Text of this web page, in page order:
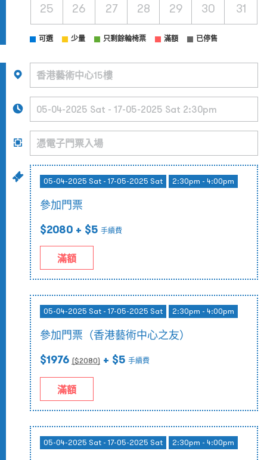
25 26 27 28 29 30 31
可選 少量 只剩餘輪椅票 滿額 已停售
05-04-2025 Sat - 17-05-2025 Sat 2:30pm - 4:00pm
參加門票
$2080 + $5 手續費
滿額
05-04-2025 Sat - 17-05-2025 Sat 2:30pm - 4:00pm
參加門票（香港藝術中心之友）
$1976 ($2080) + $5 手續費
滿額
05-04-2025 Sat - 17-05-2025 Sat 2:30pm - 4:00pm